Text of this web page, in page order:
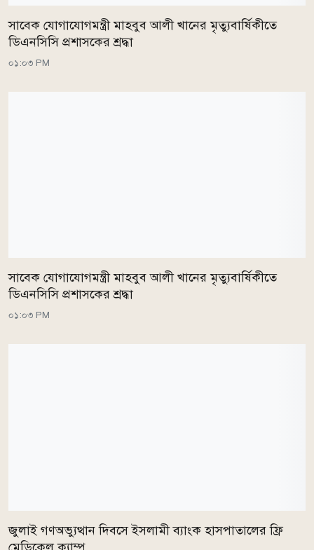
সাবেক যোগাযোগমন্ত্রী মাহবুব আলী খানের মৃত্যুবার্ষিকীতে
ডিএনসিসি প্রশাসকের শ্রদ্ধা
০১:০৩ PM
সাবেক যোগাযোগমন্ত্রী মাহবুব আলী খানের মৃত্যুবার্ষিকীতে
ডিএনসিসি প্রশাসকের শ্রদ্ধা
০১:০৩ PM
জুলাই গণঅভ্যুত্থান দিবসে ইসলামী ব্যাংক হাসপাতালের ফ্রি